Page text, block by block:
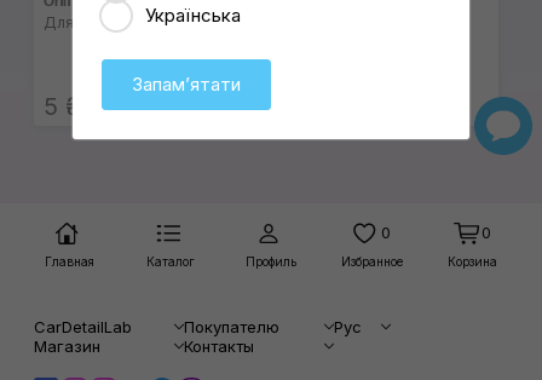
Для распылителя
5 ₴
Главная Каталог Профиль
0
Избранное
0
Корзина
CarDetailLab Покупателю
Рус
Магазин
Контакты
Українська
Запамʼятати